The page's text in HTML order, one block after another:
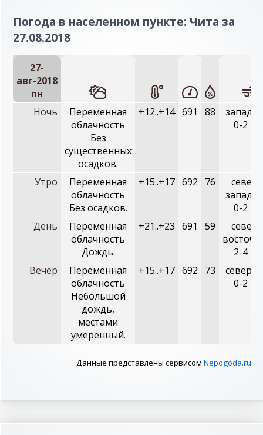
Погода в населенном пункте: Чита за
27.08.2018
27-
авг-2018
пн
Ночь
Переменная
облачность
Без
существенных
осадков.
+12..+14 691 88
0-2 м/
Утро
Переменная
облачность
Без осадков.
+15..+17 692 76
0-2 м/
День
Переменная
облачность
Дождь.
+21..+23 691 59
2-4 м/
Вечер
Переменная
облачность
Небольшой
дождь,
местами
умеренный.
+15..+17 692 73
0-2 м/
Данные представлены сервисом Nepogoda.ru